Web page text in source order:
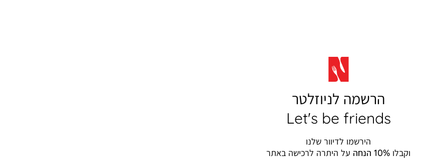
הרשמה לניוזלטר
Let's be friends
הירשמו לדיוור שלנו
וקבלו 10% הנחה על היתרה לרכישה באתר